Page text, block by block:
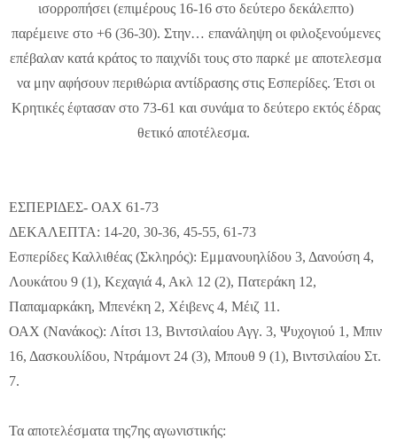
ισορροπήσει (επιμέρους 16-16 στο δεύτερο δεκάλεπτο)
παρέμεινε στο +6 (36-30). Στην… επανάληψη οι φιλοξενούμενες
επέβαλαν κατά κράτος το παιχνίδι τους στο παρκέ με αποτελεσμα
να μην αφήσουν περιθώρια αντίδρασης στις Εσπερίδες. Έτσι οι
Κρητικές έφτασαν στο 73-61 και συνάμα το δεύτερο εκτός έδρας
θετικό αποτέλεσμα.
ΕΣΠΕΡΙΔΕΣ- ΟΑΧ 61-73
ΔΕΚΑΛΕΠΤΑ: 14-20, 30-36, 45-55, 61-73
Εσπερίδες Καλλιθέας (Σκληρός): Εμμανουηλίδου 3, Δανούση 4,
Λουκάτου 9 (1), Κεχαγιά 4, Ακλ 12 (2), Πατεράκη 12,
Παπαμαρκάκη, Μπενέκη 2, Χέιβενς 4, Μέιζ 11.
ΟΑΧ (Νανάκος): Λίτσι 13, Βιντσιλαίου Αγγ. 3, Ψυχογιού 1, Μπιν
16, Δασκουλίδου, Ντράμοντ 24 (3), Μπουθ 9 (1), Βιντσιλαίου Στ.
7.
Τα αποτελέσματα της7ης αγωνιστικής: